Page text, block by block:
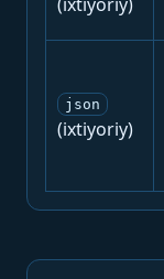
json
(ixtiyoriy)